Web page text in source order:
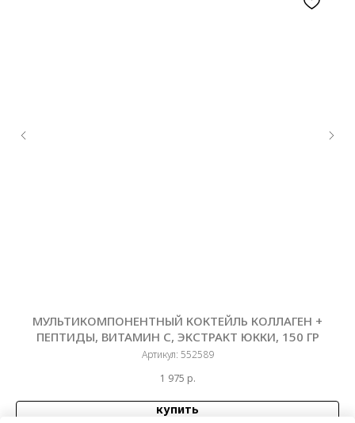
МУЛЬТИКОМПОНЕНТНЫЙ КОКТЕЙЛЬ КОЛЛАГЕН +
ПЕПТИДЫ, ВИТАМИН С, ЭКСТРАКТ ЮККИ, 150 ГР
Артикул: 552589
1 975 р.
купить